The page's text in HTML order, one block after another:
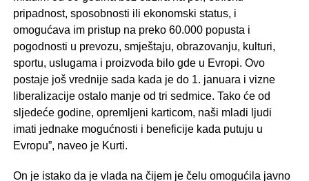
pripadnost, sposobnosti ili ekonomski status, i
omogućava im pristup na preko 60.000 popusta i
pogodnosti u prevozu, smještaju, obrazovanju, kulturi,
sportu, uslugama i proizvoda bilo gde u Evropi. Ovo
postaje još vrednije sada kada je do 1. januara i vizne
liberalizacije ostalo manje od tri sedmice. Tako će od
sljedeće godine, opremljeni karticom, naši mladi ljudi
imati jednake mogućnosti i beneficije kada putuju u
Evropu”, naveo je Kurti.
On je istako da je vlada na čijem je čelu omogućila javno